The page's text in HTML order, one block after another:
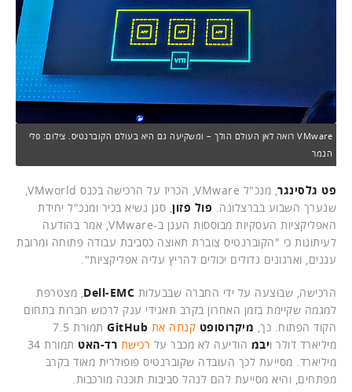
VMware רואה לאן העולם הולך – ומשקיעה גם היא בעולם הקוברנטיס. צילום: פלי
הנמר
פט גלסינגר
שנערך השבוע בברצלונה. פול פזון , סגן נשיא בכיר ומנכ"ל יחידת
האפליקציות העסקיות מבוססות הענן ב-VMware, אמר בהודעה
לעיתונות כי "הקוברנטיס צוברת תאוצה כסביבת עבודה פתוחה ומרובת
עננים, וארגונים גדולים יכולים להריץ עליה אפליקציות".
הרכישה, שבוצעה על ידי החברה שבבעלות Dell-EMC , מצטרפת
למגמה שקיימת בזמן האחרון בקרב תאגידי ענק לרכוש חברות בתחום
הקוד הפתוח. כך, מיקרוסופט קנתה את GitHub
תמורת 7.5
מיליארד דולר ויבמ הודיעה לא מכבר על רכישת רד-האט
תמורת 34
מיליארד. מסייעת לכך העובדה שקוברנטיס פופולרית מאוד בקרב
מפתחים, והיא מסייעת להם לנהל סביבות תוכנה מורכבות.